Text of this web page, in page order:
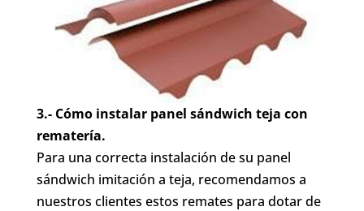
3.- Cómo instalar panel sándwich teja con
rematería.
Para una correcta instalación de su panel
sándwich imitación a teja, recomendamos a
nuestros clientes estos remates para dotar de